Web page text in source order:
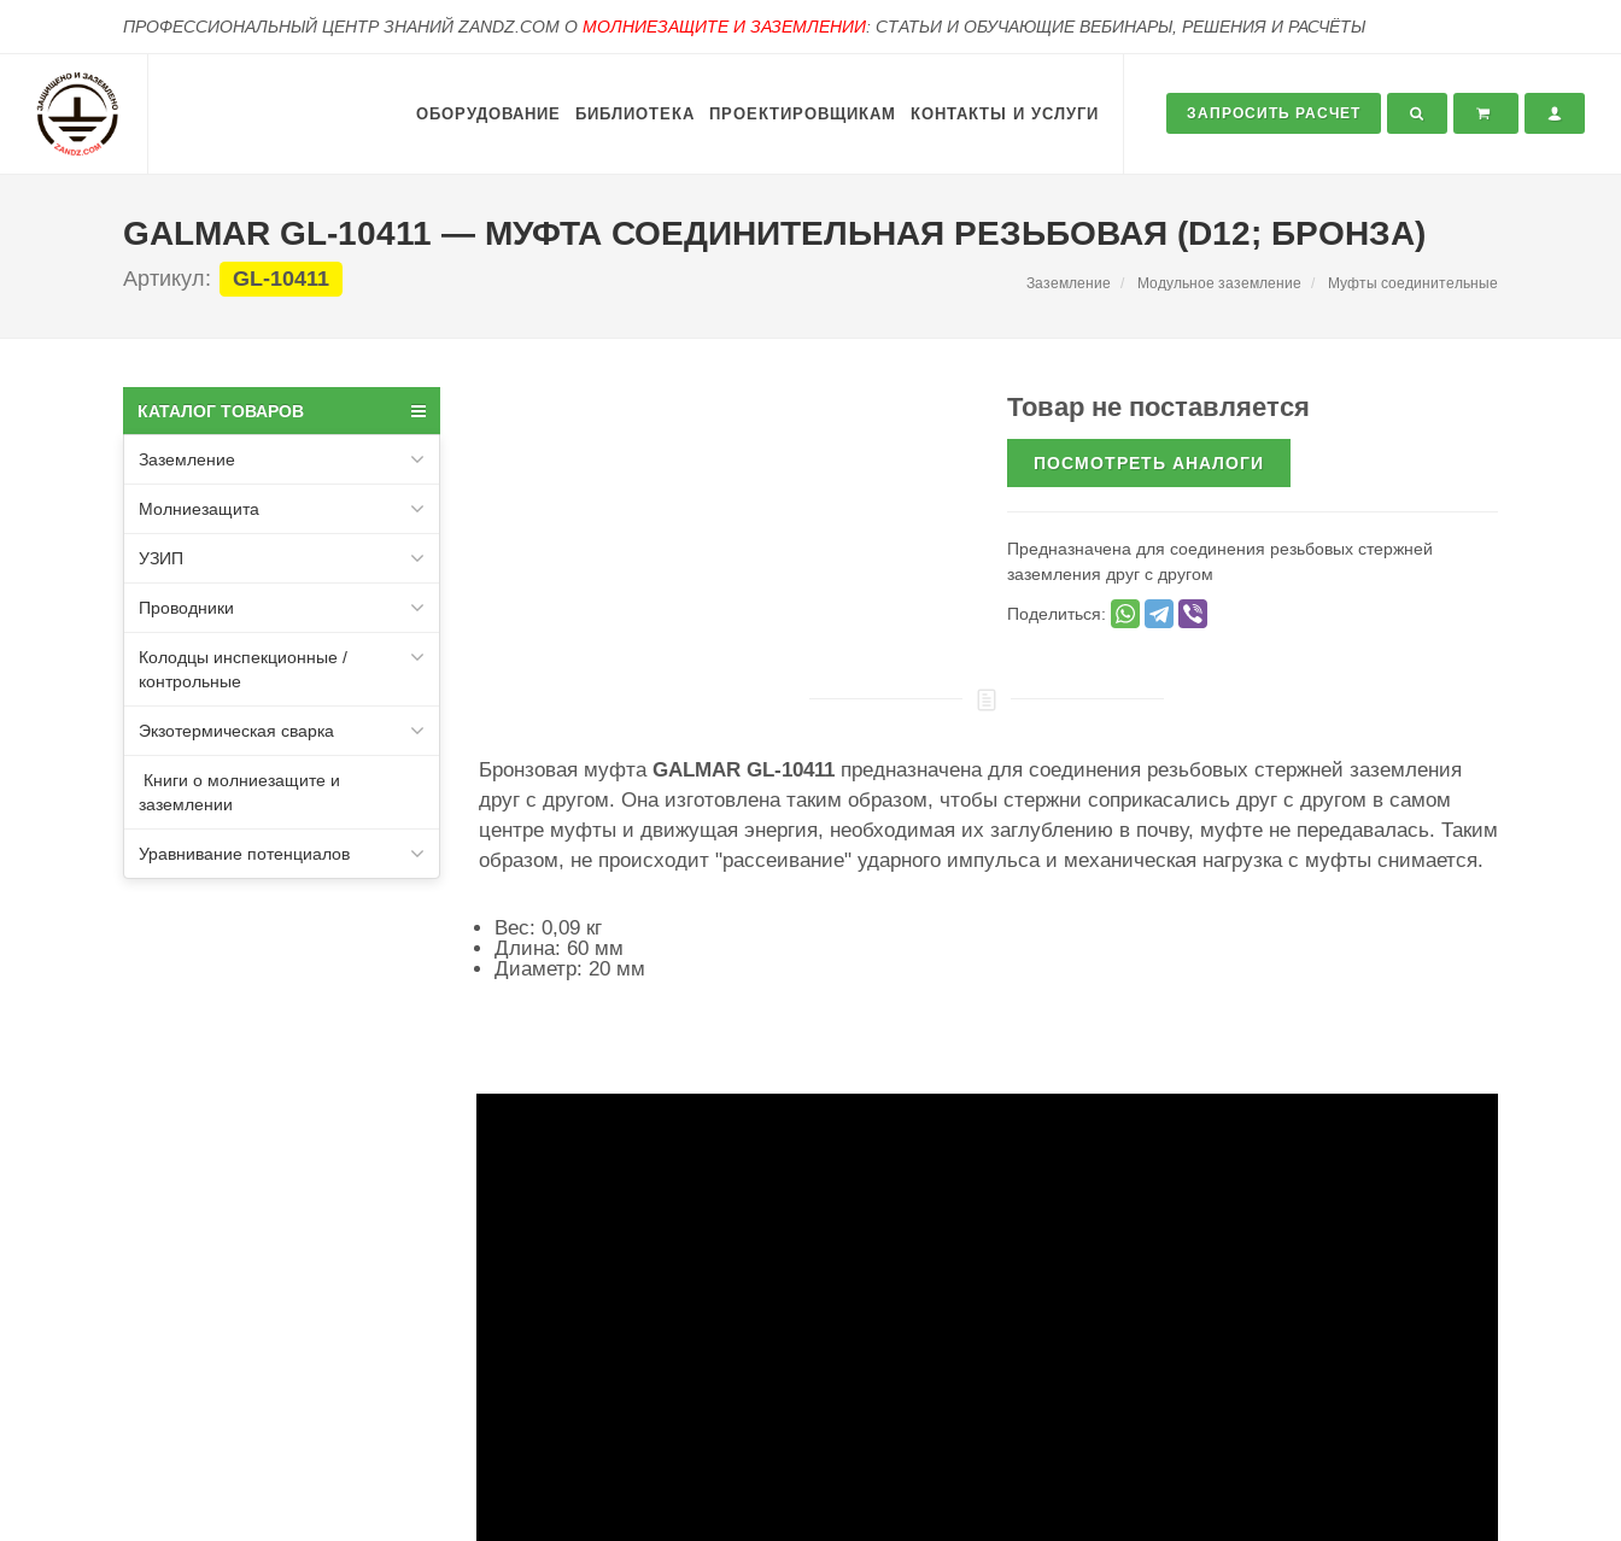
ПРОФЕССИОНАЛЬНЫЙ ЦЕНТР ЗНАНИЙ ZANDZ.COM О МОЛНИЕЗАЩИТЕ И ЗАЗЕМЛЕНИИ: СТАТЬИ И ОБУЧАЮЩИЕ ВЕБИНАРЫ, РЕШЕНИЯ И РАСЧЁТЫ
ОБОРУДОВАНИЕ БИБЛИОТЕКА ПРОЕКТИРОВЩИКАМ КОНТАКТЫ И УСЛУГИ ЗАПРОСИТЬ РАСЧЕТ
GALMAR GL-10411 — МУФТА СОЕДИНИТЕЛЬНАЯ РЕЗЬБОВАЯ (D12; БРОНЗА)
Артикул: GL-10411 Заземление Модульное заземление Муфты соединительные
КАТАЛОГ ТОВАРОВ
Заземление
Молниезащита
УЗИП
Проводники
Колодцы инспекционные /
контрольные
Экзотермическая сварка
Книги о молниезащите и
заземлении
Уравнивание потенциалов
Товар не поставляется
ПОСМОТРЕТЬ АНАЛОГИ
Предназначена для соединения резьбовых стержней
заземления друг с другом
Поделиться:
Бронзовая муфта GALMAR GL-10411 предназначена для соединения резьбовых стержней заземления
друг с другом. Она изготовлена таким образом, чтобы стержни соприкасались друг с другом в самом
центре муфты и движущая энергия, необходимая их заглублению в почву, муфте не передавалась. Таким
образом, не происходит "рассеивание" ударного импульса и механическая нагрузка с муфты снимается.
Вес: 0,09 кг
Длина: 60 мм
Диаметр: 20 мм